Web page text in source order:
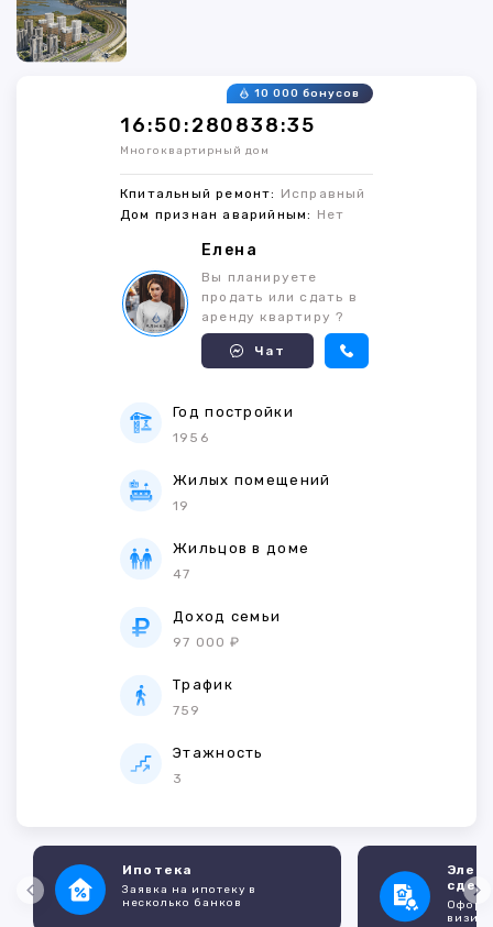
16:50:280838:35
10 000 бонусов
Многоквартирный дом
Кпитальный ремонт: Исправный
Дом признан аварийным: Нет
Елена
Вы планируете
продать или сдать в
аренду квартиру ?
Чат
Год постройки
1956
Жилых помещений
19
Жильцов в доме
47
Доход семьи
97 000 ₽
Трафик
759
Этажность
3
Ипотека
Заявка на ипотеку в
несколько банков